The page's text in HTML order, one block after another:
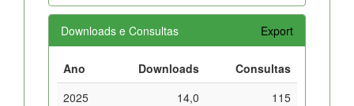
Downloads e Consultas Export
Ano Downloads
Consultas
2025
14,0
115